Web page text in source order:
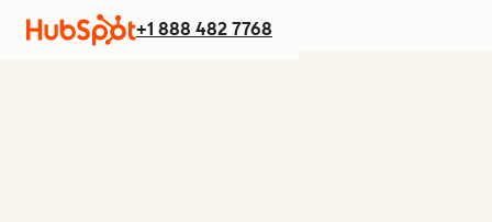
+1 888 482 7768